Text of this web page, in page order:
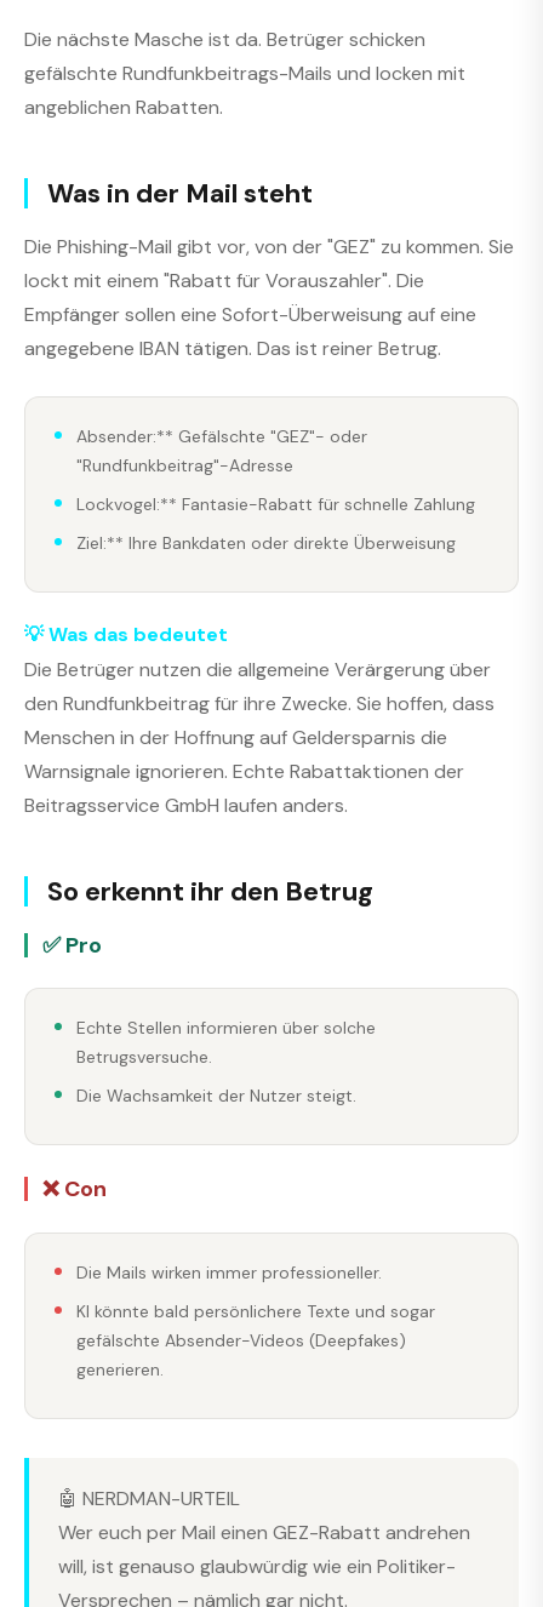
Die nächste Masche ist da. Betrüger schicken
gefälschte Rundfunkbeitrags-Mails und locken mit
angeblichen Rabatten.
Was in der Mail steht
Die Phishing-Mail gibt vor, von der "GEZ" zu kommen. Sie
lockt mit einem "Rabatt für Vorauszahler". Die
Empfänger sollen eine Sofort-Überweisung auf eine
angegebene IBAN tätigen. Das ist reiner Betrug.
Absender:** Gefälschte "GEZ"- oder
"Rundfunkbeitrag"-Adresse
Lockvogel:** Fantasie-Rabatt für schnelle Zahlung
Ziel:** Ihre Bankdaten oder direkte Überweisung
💡 Was das bedeutet
Die Betrüger nutzen die allgemeine Verärgerung über
den Rundfunkbeitrag für ihre Zwecke. Sie hoffen, dass
Menschen in der Hoffnung auf Geldersparnis die
Warnsignale ignorieren. Echte Rabattaktionen der
Beitragsservice GmbH laufen anders.
So erkennt ihr den Betrug
✅ Pro
Echte Stellen informieren über solche
Betrugsversuche.
Die Wachsamkeit der Nutzer steigt.
❌ Con
Die Mails wirken immer professioneller.
KI könnte bald persönlichere Texte und sogar
gefälschte Absender-Videos (Deepfakes)
generieren.
🤖 NERDMAN-URTEIL
Wer euch per Mail einen GEZ-Rabatt andrehen
will, ist genauso glaubwürdig wie ein Politiker-
Versprechen – nämlich gar nicht.